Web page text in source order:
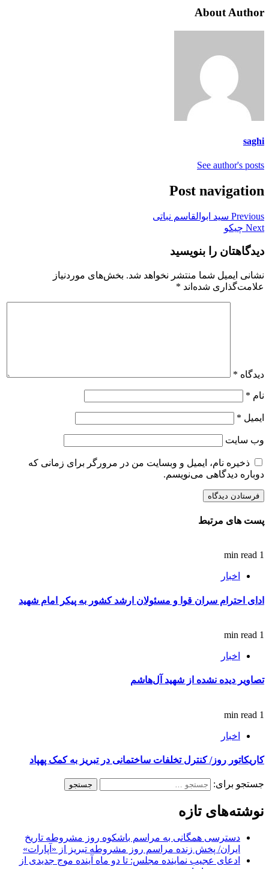
About Author
saghi
See author's posts
Post navigation
Previous سید ابوالقاسم نباتی
Next چیکو
دیدگاهتان را بنویسید
نشانی ایمیل شما منتشر نخواهد شد. بخش‌های موردنیاز
علامت‌گذاری شده‌اند *
دیدگاه *
نام *
ایمیل *
وب‌ سایت
ذخیره نام، ایمیل و وبسایت من در مرورگر برای زمانی که
دوباره دیدگاهی می‌نویسم.
پست های مرتبط
1 min read
اخبار
ادای احترام سران قوا و مسئولان ارشد کشور به پیکر امام شهید
1 min read
اخبار
تصاویر دیده نشده از شهید آل‌هاشم
1 min read
اخبار
کاریکاتور روز/ کنترل تخلفات ساختمانی در تبریز به کمک پهپاد
جستجو برای:
نوشته‌های تازه
دسترسی همگانی به مراسم باشکوه روز مشروطه تاریخ
ایران/ پخش زنده مراسم روز مشروطه تبریز از «آپارات»
ادعای عجیب نماینده مجلس: تا دو ماه آینده موج جدیدی از